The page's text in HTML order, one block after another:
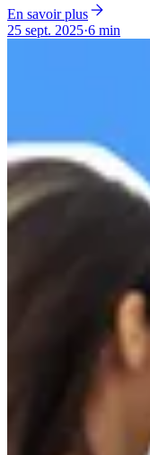
En savoir plus
25 sept. 2025·6 min